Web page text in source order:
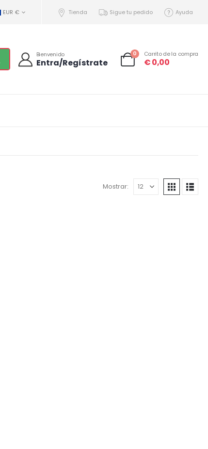
EUR € Tienda Sigue tu pedido Ayuda
Bienvenido
Entra/Regístrate
0 Carrito de la compra
€0,00
Mostrar: